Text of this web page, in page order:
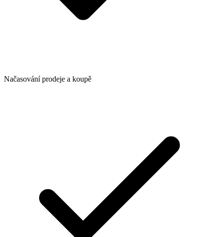
Načasování prodeje a koupě